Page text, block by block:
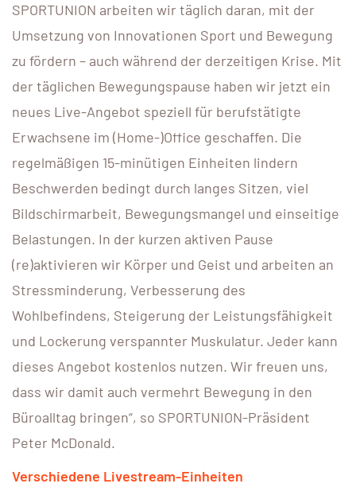
SPORTUNION arbeiten wir täglich daran, mit der
Umsetzung von Innovationen Sport und Bewegung
zu fördern – auch während der derzeitigen Krise. Mit
der täglichen Bewegungspause haben wir jetzt ein
neues Live-Angebot speziell für berufstätigte
Erwachsene im (Home-)Office geschaffen. Die
regelmäßigen 15-minütigen Einheiten lindern
Beschwerden bedingt durch langes Sitzen, viel
Bildschirmarbeit, Bewegungsmangel und einseitige
Belastungen. In der kurzen aktiven Pause
(re)aktivieren wir Körper und Geist und arbeiten an
Stressminderung, Verbesserung des
Wohlbefindens, Steigerung der Leistungsfähigkeit
und Lockerung verspannter Muskulatur. Jeder kann
dieses Angebot kostenlos nutzen. Wir freuen uns,
dass wir damit auch vermehrt Bewegung in den
Büroalltag bringen“, so SPORTUNION-Präsident
Peter McDonald.
Verschiedene Livestream-Einheiten